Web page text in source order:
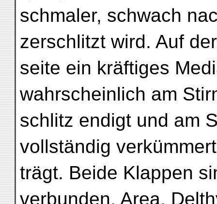
schmaler, schwach
zerschlitzt wird. Auf
seite ein kräftiges
wahrscheinlich am
schlitz endigt und am
vollständig
trägt. Beide Klappen
verbunden. Area,